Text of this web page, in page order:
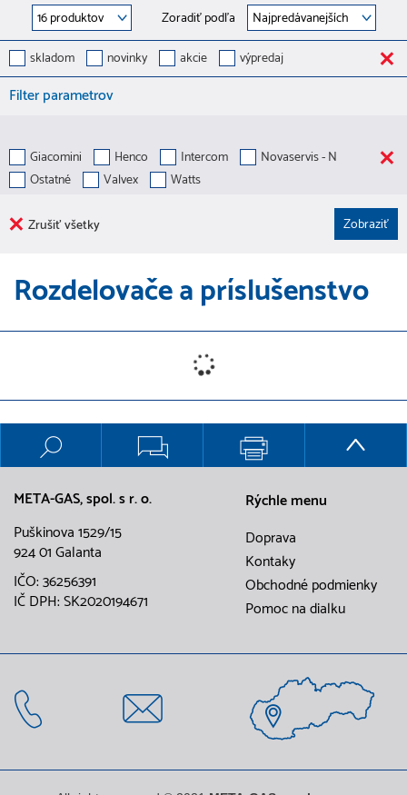
Zoradiť podľa
skladom
novinky akcie výpredaj
Filter parametrov
Giacomini Henco Intercom
Novaservis - N
Ostatné
Valvex Watts
Zrušiť všetky
Rozdelovače a príslušenstvo
META-GAS, spol. s r. o.
Puškinova 1529/15
924 01 Galanta
IČO: 36256391
IČ DPH: SK2020194671
Rýchle menu
Doprava
Kontaky
Obchodné podmienky
Pomoc na dialku